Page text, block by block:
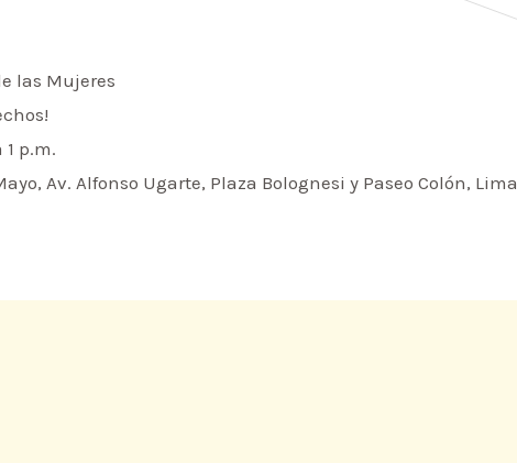
las Mujeres
p.m.
Av. Alfonso Ugarte, Plaza Bolognesi y Paseo Colón, Lima